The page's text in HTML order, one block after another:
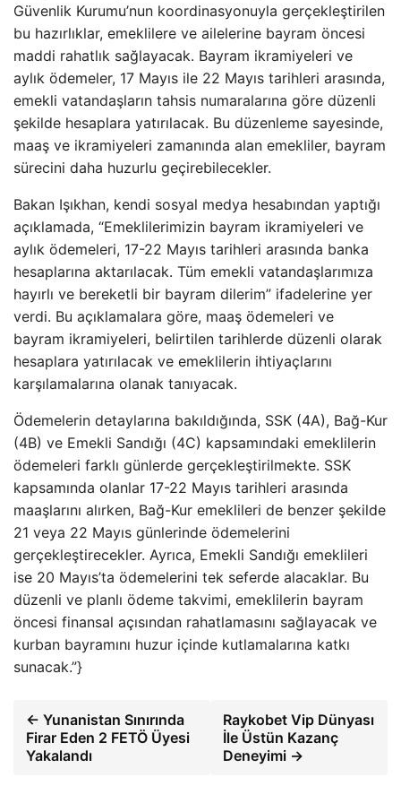
Güvenlik Kurumu’nun koordinasyonuyla gerçekleştirilen
bu hazırlıklar, emeklilere ve ailelerine bayram öncesi
maddi rahatlık sağlayacak. Bayram ikramiyeleri ve
aylık ödemeler, 17 Mayıs ile 22 Mayıs tarihleri arasında,
emekli vatandaşların tahsis numaralarına göre düzenli
şekilde hesaplara yatırılacak. Bu düzenleme sayesinde,
maaş ve ikramiyeleri zamanında alan emekliler, bayram
sürecini daha huzurlu geçirebilecekler.
Bakan Işıkhan, kendi sosyal medya hesabından yaptığı
açıklamada, “Emeklilerimizin bayram ikramiyeleri ve
aylık ödemeleri, 17-22 Mayıs tarihleri arasında banka
hesaplarına aktarılacak. Tüm emekli vatandaşlarımıza
hayırlı ve bereketli bir bayram dilerim” ifadelerine yer
verdi. Bu açıklamalara göre, maaş ödemeleri ve
bayram ikramiyeleri, belirtilen tarihlerde düzenli olarak
hesaplara yatırılacak ve emeklilerin ihtiyaçlarını
karşılamalarına olanak tanıyacak.
Ödemelerin detaylarına bakıldığında, SSK (4A), Bağ-Kur
(4B) ve Emekli Sandığı (4C) kapsamındaki emeklilerin
ödemeleri farklı günlerde gerçekleştirilmekte. SSK
kapsamında olanlar 17-22 Mayıs tarihleri arasında
maaşlarını alırken, Bağ-Kur emeklileri de benzer şekilde
21 veya 22 Mayıs günlerinde ödemelerini
gerçekleştirecekler. Ayrıca, Emekli Sandığı emeklileri
ise 20 Mayıs’ta ödemelerini tek seferde alacaklar. Bu
düzenli ve planlı ödeme takvimi, emeklilerin bayram
öncesi finansal açısından rahatlamasını sağlayacak ve
kurban bayramını huzur içinde kutlamalarına katkı
sunacak.”}
← Yunanistan Sınırında
Firar Eden 2 FETÖ Üyesi
Yakalandı
Raykobet Vip Dünyası
İle Üstün Kazanç
Deneyimi →